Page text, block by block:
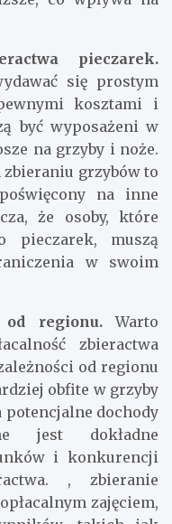
kiedy jest dużo
co wpływa na
pieczarek.
się prostym
kosztami i
być wyposażeni w
na grzyby i noże.
zbieraniu grzybów to
na inne
że osoby, które
pieczarek, muszą
w swoim
od regionu.Warto
zbieractwa
od regionu
obfite w grzyby
potencjalne dochody
jest dokładne
i konkurencji
, zbieranie